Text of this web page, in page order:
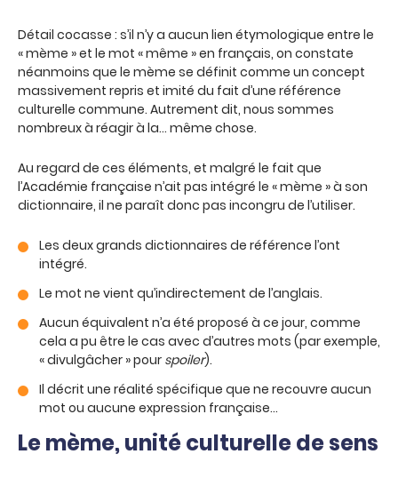
Détail cocasse : s’il n’y a aucun lien étymologique entre le
« mème » et le mot « même » en français, on constate
néanmoins que le mème se définit comme un concept
massivement repris et imité du fait d’une référence
culturelle commune. Autrement dit, nous sommes
nombreux à réagir à la… même chose.
Au regard de ces éléments, et malgré le fait que
l’Académie française n’ait pas intégré le « mème » à son
dictionnaire, il ne paraît donc pas incongru de l’utiliser.
Les deux grands dictionnaires de référence l’ont
intégré.
Le mot ne vient qu’indirectement de l’anglais.
Aucun équivalent n’a été proposé à ce jour, comme
cela a pu être le cas avec d’autres mots (par exemple,
« divulgâcher » pour spoiler).
Il décrit une réalité spécifique que ne recouvre aucun
mot ou aucune expression française…
Le mème, unité culturelle de sens